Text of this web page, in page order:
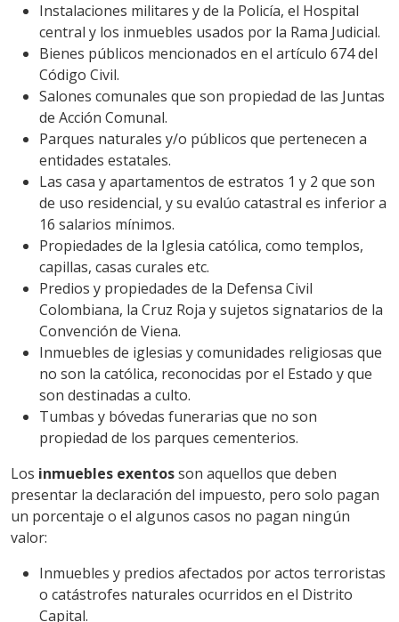
Instalaciones militares y de la Policía, el Hospital
central y los inmuebles usados por la Rama Judicial.
Bienes públicos mencionados en el artículo 674 del
Código Civil.
Salones comunales que son propiedad de las Juntas
de Acción Comunal.
Parques naturales y/o públicos que pertenecen a
entidades estatales.
Las casa y apartamentos de estratos 1 y 2 que son
de uso residencial, y su evalúo catastral es inferior a
16 salarios mínimos.
Propiedades de la Iglesia católica, como templos,
capillas, casas curales etc.
Predios y propiedades de la Defensa Civil
Colombiana, la Cruz Roja y sujetos signatarios de la
Convención de Viena.
Inmuebles de iglesias y comunidades religiosas que
no son la católica, reconocidas por el Estado y que
son destinadas a culto.
Tumbas y bóvedas funerarias que no son
propiedad de los parques cementerios.
Los inmuebles exentosson aquellos que deben
presentar la declaración del impuesto, pero solo pagan
un porcentaje o el algunos casos no pagan ningún
valor:
Inmuebles y predios afectados por actos terroristas
o catástrofes naturales ocurridos en el Distrito
Capital.